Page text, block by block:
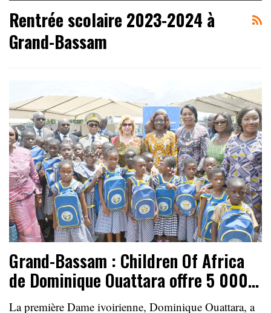
Rentrée scolaire 2023-2024 à
Grand-Bassam
Grand-Bassam : Children Of Africa
de Dominique Ouattara offre 5 000…
La première Dame ivoirienne, Dominique Ouattara, a